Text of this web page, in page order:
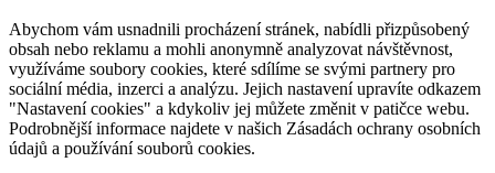
Abychom vám usnadnili procházení stránek, nabídli přizpůsobený
obsah nebo reklamu a mohli anonymně analyzovat návštěvnost,
využíváme soubory cookies, které sdílíme se svými partnery pro
sociální média, inzerci a analýzu. Jejich nastavení upravíte odkazem
"Nastavení cookies" a kdykoliv jej můžete změnit v patičce webu.
Podrobnější informace najdete v našich Zásadách ochrany osobních
údajů a používání souborů cookies.